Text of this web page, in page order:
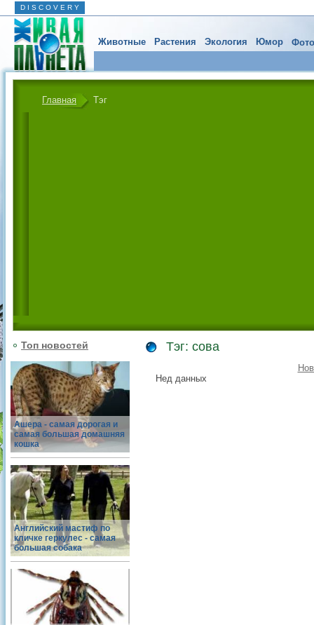
D I S C O V E R Y
Животные Растения Экология Юмор
Главная Тэг
Топ новостей
Ашера - самая дорогая и
самая большая домашняя
кошка
Английский мастиф по
кличке геркулес - самая
большая собака
Тэг: сова
Нед данных